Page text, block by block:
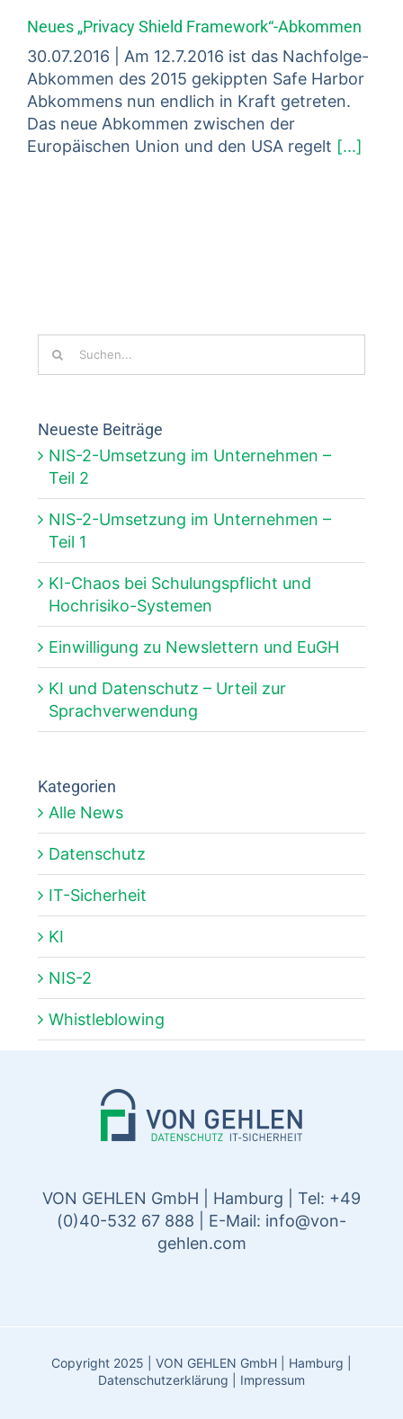
Neues „Privacy Shield Framework“-Abkommen
30.07.2016 | Am 12.7.2016 ist das Nachfolge-
Abkommen des 2015 gekippten Safe Harbor
Abkommens nun endlich in Kraft getreten.
Das neue Abkommen zwischen der
Europäischen Union und den USA regelt [...]
nach:
Neueste Beiträge
NIS-2-Umsetzung im Unternehmen –
Teil 2
NIS-2-Umsetzung im Unternehmen –
Teil 1
KI-Chaos bei Schulungspflicht und
Hochrisiko-Systemen
Einwilligung zu Newslettern und EuGH
KI und Datenschutz – Urteil zur
Sprachverwendung
Kategorien
Alle News
Datenschutz
IT-Sicherheit
KI
NIS-2
Whistleblowing
VON GEHLEN GmbH | Hamburg | Tel: +49
(0)40-532 67 888 | E-Mail: info@von-
gehlen.com
Copyright 2025 | VON GEHLEN GmbH | Hamburg |
Datenschutzerklärung
Impressum